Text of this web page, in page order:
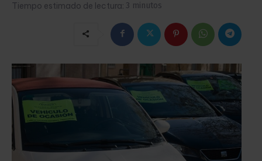
Tiempo estimado de lectura: 3 minutos